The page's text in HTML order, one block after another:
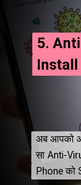
अब आपको
सा Anti-
Phone को
अब आपको
सा Anti-
Phone को
5.
5.